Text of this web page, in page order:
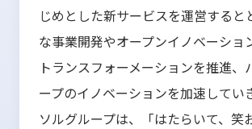
じめとした新サービスを運営すると
な事業開発やオープンイノベーショ
トランスフォーメーションを推進、
ープのイノベーションを加速してい
ソルグループは、「はたらいて、笑